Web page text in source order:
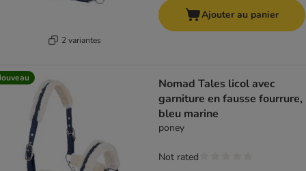
2 variantes
Ajouter au panier
Nomad Tales licol avec
garniture en fausse fourrure,
bleu marine
poney
Not rated